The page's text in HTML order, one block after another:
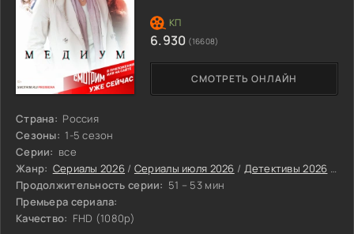
Страна: Россия
Сезоны: 1-5 сезон
Серии: все
Жанр: Сериалы 2026 / Сериалы июля 2026 / Детективы 2026
Продолжительность серии: 51 – 53 мин
Премьера сериала:
Качество: FHD (1080p)
СМОТРЕТЬ ОНЛАЙН
6.930 (16608)